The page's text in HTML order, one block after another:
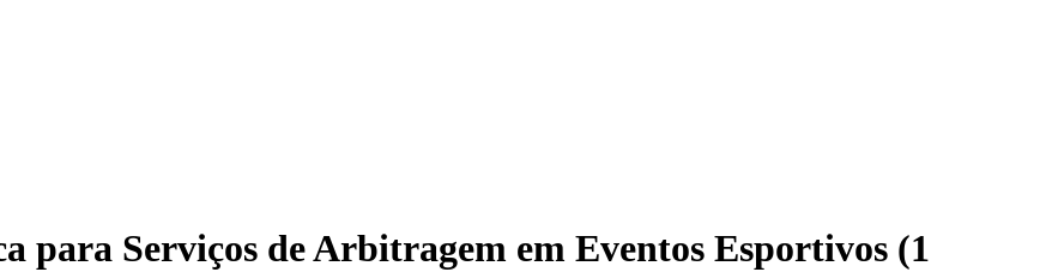
para Serviços de Arbitragem em Eventos Esportivos (1